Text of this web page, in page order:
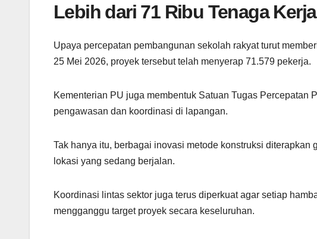
Lebih dari 71 Ribu Tenaga
Upaya percepatan pembangunan sekolah rakyat turut
25 Mei 2026, proyek tersebut telah menyerap 71.579 pekerja.
Kementerian PU juga membentuk Satuan Tugas Percepatan
pengawasan dan koordinasi di lapangan.
Tak hanya itu, berbagai inovasi metode konstruksi
lokasi yang sedang berjalan.
Koordinasi lintas sektor juga terus diperkuat agar setiap
mengganggu target proyek secara keseluruhan.